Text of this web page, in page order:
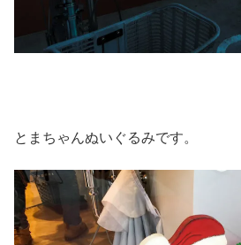
とまちゃんぬいぐるみです。